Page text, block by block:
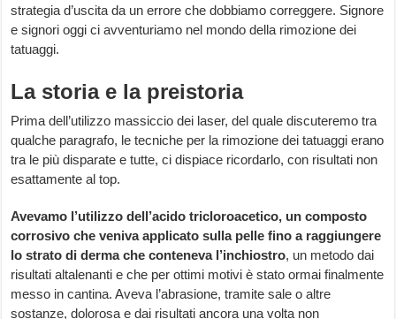
strategia d’uscita da un errore che dobbiamo correggere. Signore
e signori oggi ci avventuriamo nel mondo della rimozione dei
tatuaggi.
La storia e la preistoria
Prima dell’utilizzo massiccio dei laser, del quale discuteremo tra
qualche paragrafo, le tecniche per la rimozione dei tatuaggi erano
tra le più disparate e tutte, ci dispiace ricordarlo, con risultati non
esattamente al top.
Avevamo l’utilizzo dell’acido tricloroacetico, un composto
corrosivo che veniva applicato sulla pelle fino a raggiungere
lo strato di derma che conteneva l’inchiostro, un metodo dai
risultati altalenanti e che per ottimi motivi è stato ormai finalmente
messo in cantina. Aveva l’abrasione, tramite sale o altre
sostanze, dolorosa e dai risultati ancora una volta non